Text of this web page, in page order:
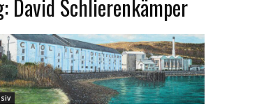
David Schlierenkämper